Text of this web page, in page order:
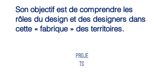
Son objectif est de comprendre les
rôles du design et des designers dans
cette « fabrique » des territoires.
PROJE
TS